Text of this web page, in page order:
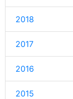
2018
2017
2016
2015